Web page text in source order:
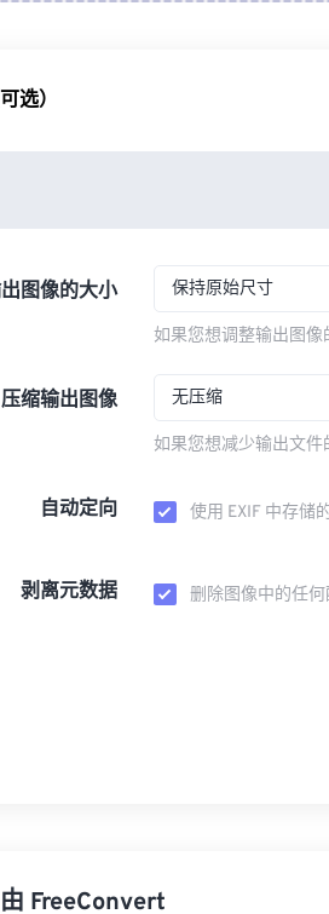
选）
图像的大小 保持原始尺寸
如果您想调整输出图像
压缩输出图像 无压缩
如果您想减少输出文件
自动定向 使用 EXIF 中存储
剥离元数据 删除图像中的任
FreeConvert